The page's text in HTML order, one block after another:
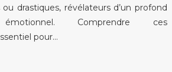
drastiques, révélateurs d’un profond
émotionnel. Comprendre ces
pour…